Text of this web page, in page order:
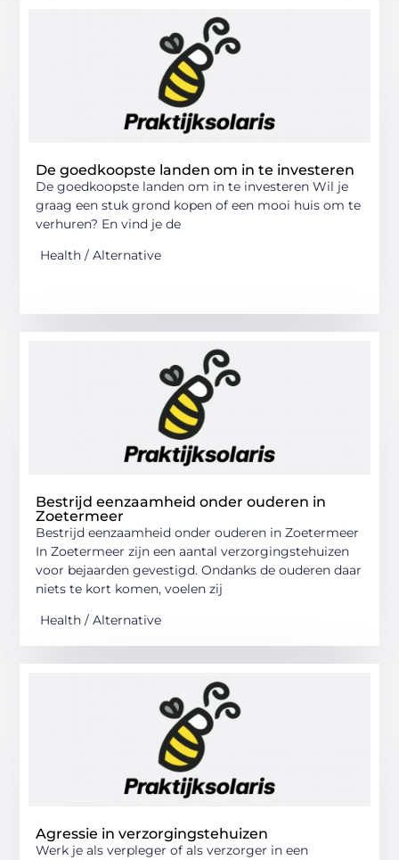
De goedkoopste landen om in te investeren
De goedkoopste landen om in te investeren Wil je
graag een stuk grond kopen of een mooi huis om te
verhuren? En vind je de
Health / Alternative
Bestrijd eenzaamheid onder ouderen in
Zoetermeer
Bestrijd eenzaamheid onder ouderen in Zoetermeer
In Zoetermeer zijn een aantal verzorgingstehuizen
voor bejaarden gevestigd. Ondanks de ouderen daar
niets te kort komen, voelen zij
Health / Alternative
Agressie in verzorgingstehuizen
Werk je als verpleger of als verzorger in een